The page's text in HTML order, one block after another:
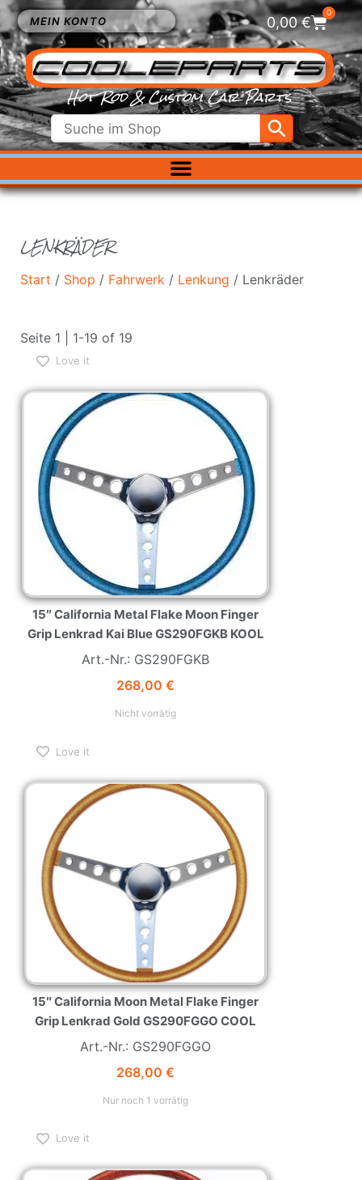
MEIN KONTO 0,00€
0
Hot Rod & Custom Car Parts
ELEKTRIK
KÜHLUNG
HOT
LENKRÄDER
Start / Shop / Fahrwerk / Lenkung / Lenkräder
Seite 1 | 1-19 of 19
Love it
15″ California Metal Flake Moon Finger
Grip Lenkrad Kai Blue GS290FGKB KOOL
Art.-Nr.: GS290FGKB
268,00 €
Nicht vorrätig
Love it
15″ California Moon Metal Flake Finger
Grip Lenkrad Gold GS290FGGO COOL
Art.-Nr.: GS290FGGO
268,00 €
Nur noch 1 vorrätig
Love it